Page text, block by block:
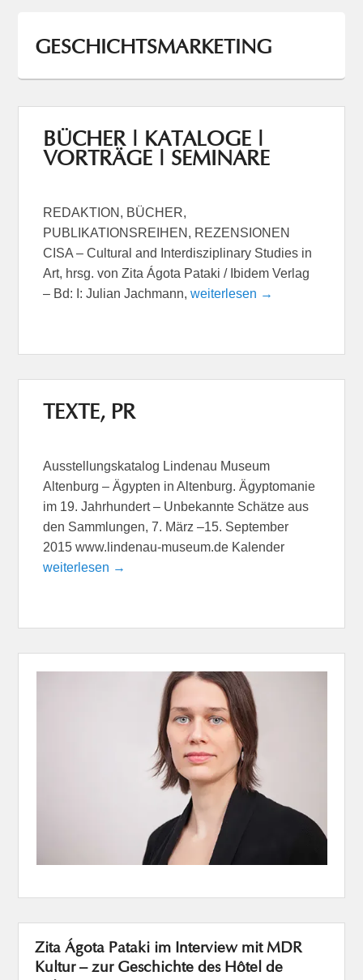
GESCHICHTSMARKETING
BÜCHER | KATALOGE |
VORTRÄGE | SEMINARE
REDAKTION, BÜCHER,
PUBLIKATIONSREIHEN, REZENSIONEN
CISA – Cultural and Interdisziplinary Studies in
Art, hrsg. von Zita Ágota Pataki / Ibidem Verlag
– Bd: I: Julian Jachmann,weiterlesen →
TEXTE, PR
Ausstellungskatalog Lindenau Museum
Altenburg – Ägypten in Altenburg. Ägyptomanie
im 19. Jahrhundert – Unbekannte Schätze aus
den Sammlungen, 7. März –15. September
2015 www.lindenau-museum.de Kalender
weiterlesen →
Zita Ágota Pataki im Interview mit MDR
Kultur – zur Geschichte des Hôtel de